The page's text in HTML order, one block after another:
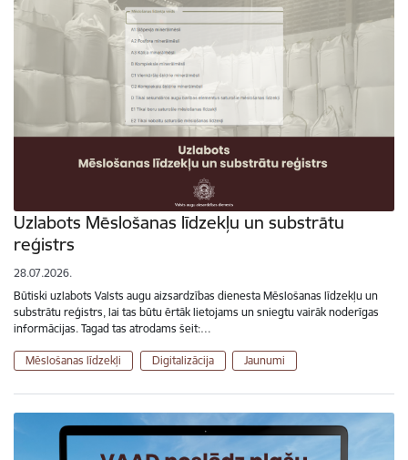
Uzlabots Mēslošanas līdzekļu un substrātu
reģistrs
28.07.2026.
Būtiski uzlabots Valsts augu aizsardzības dienesta Mēslošanas līdzekļu un
substrātu reģistrs, lai tas būtu ērtāk lietojams un sniegtu vairāk noderīgas
informācijas. Tagad tas atrodams šeit:…
Mēslošanas līdzekļi Digitalizācija Jaunumi